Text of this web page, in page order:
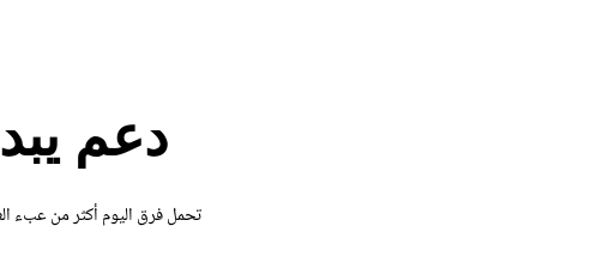
دعم
تحمل فرق اليوم أكثر من عبء